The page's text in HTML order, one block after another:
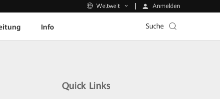
Weltweit Anmelden
Info Suche
Quick Links